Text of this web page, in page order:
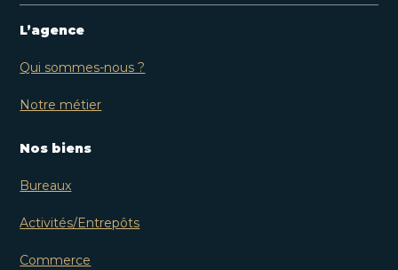
L’agence
Qui sommes-nous ?
Notre métier
Nos biens
Bureaux
Activités/Entrepôts
Commerce